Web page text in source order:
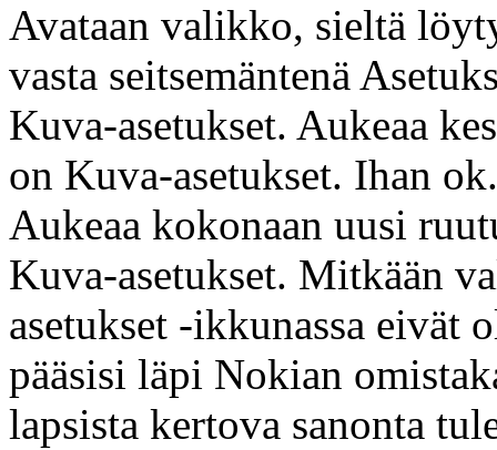
Avataan valikko, sieltä
vasta seitsemäntenä
Kuva-asetukset. Aukeaa
on Kuva-asetukset. Ihan
Aukeaa kokonaan uusi
Kuva-asetukset. Mitkään
asetukset -ikkunassa eivät
pääsisi läpi Nokian
lapsista kertova sanonta